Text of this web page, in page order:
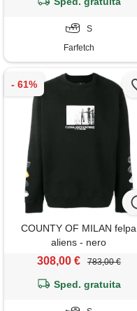
S
Farfetch
COUNTY OF MILAN felpa
aliens - nero
308,00 € 783,00 €
Sped. gratuita